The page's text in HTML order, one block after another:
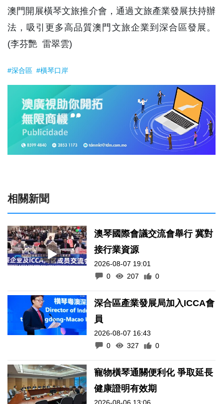
澳門開展橫琴文旅推介會，通過文旅產業發展扶持辦
法，吸引更多高品質澳門文旅企業到深合區發展。
(李芬艷 雷翠雲)
#深合區 #橫琴口岸
相關新聞
澳琴國際會議交流會舉行 冀對
接行業資源
2026-08-07 19:01
0
207 0
深合區產業發展局加入ICCA會
員
2026-08-07 16:43
0
327 0
寵物橫琴通關便利化 爭取延長
健康證明有效期
2026-08-06 13:06